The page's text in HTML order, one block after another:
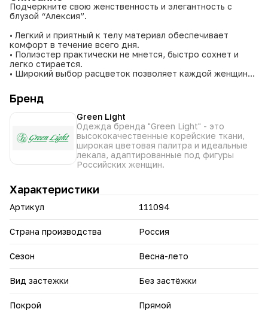
Подчеркните свою женственность и элегантность с
блузой “Алексия”.
• Легкий и приятный к телу материал обеспечивает
комфорт в течение всего дня.
• Полиэстер практически не мнется, быстро сохнет и
легко стирается.
• Широкий выбор расцветок позволяет каждой женщине
• Широкий размерный ряд - доступность размеров для
женщин с разными типами фигуры.
Эта стильная и комфортная блуза станет прекрасным
дополнением вашего гардероба, подходящим для
различных случаев – от деловых встреч до
повседневных образов.
Бренд
Green Light
Одежда бренда "Green Light" - это
высококачественные корейские ткани,
широкая цветовая палитра и идеальные
лекала, адаптированные под фигуры
Российских женщин.
Характеристики
Артикул 111094
Страна производства Россия
Сезон Весна-лето
Вид застежки Без застёжки
Покрой Прямой